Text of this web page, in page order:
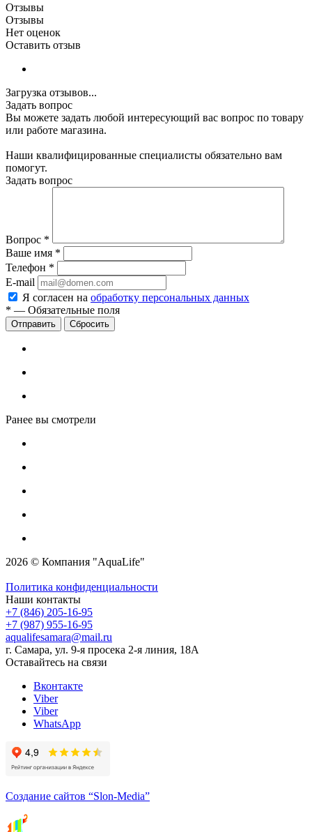
Отзывы
Отзывы
Нет оценок
Оставить отзыв
Загрузка отзывов...
Задать вопрос
Вы можете задать любой интересующий вас вопрос по товару
или работе магазина.
Наши квалифицированные специалисты обязательно вам
помогут.
Задать вопрос
Вопрос *
Ваше имя *
Телефон *
E-mail
Я согласен на обработку персональных данных
* — Обязательные поля
Сбросить
Ранее вы смотрели
2026 © Компания "AquaLife"
Политика конфиденциальности
Наши контакты
+7 (846) 205-16-95
+7 (987) 955-16-95
aqualifesamara@mail.ru
г. Самара, ул. 9-я просека 2-я линия, 18А
Оставайтесь на связи
Вконтакте
Viber
Viber
WhatsApp
Создание сайтов “Slon-Media”